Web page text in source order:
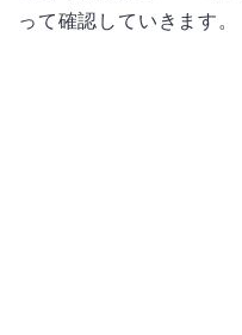
って確認していきます。